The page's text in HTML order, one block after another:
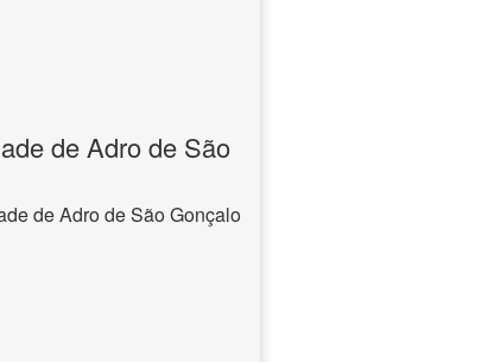
de Adro de São
de Adro de São Gonçalo